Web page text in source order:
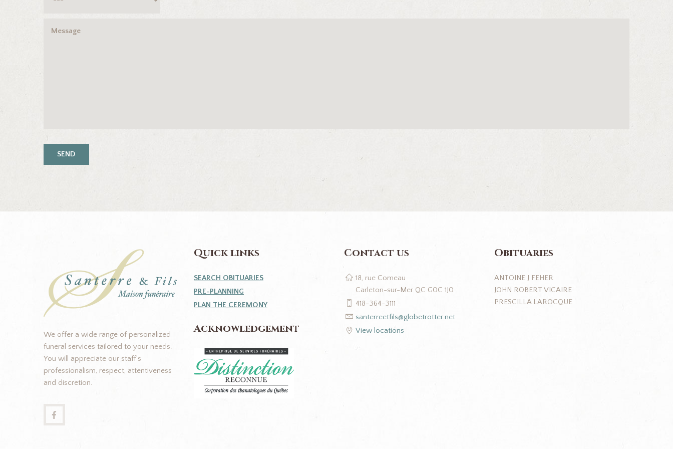
We offer a wide range of personalized
funeral services tailored to your needs.
You will appreciate our staff’s
professionalism, respect, attentiveness
and discretion.
Quick links
SEARCH OBITUARIES
PRE-PLANNING
PLAN THE CEREMONY
Acknowledgement
Contact us
18, rue Comeau
Carleton-sur-Mer QC G0C 1J0
418-364-3111
santerreetfils@globetrotter.net
View locations
Obituaries
ANTOINE J FEHER
JOHN ROBERT VICAIRE
PRESCILLA LAROCQUE